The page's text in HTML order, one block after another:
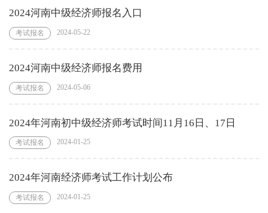
2024河南中级经济师报名入口
考试报名 2024-05-22
2024河南中级经济师报名费用
考试报名 2024-05-06
2024年河南初中级经济师考试时间11月16日、17日
考试报名 2024-01-25
2024年河南经济师考试工作计划公布
考试报名 2024-01-25